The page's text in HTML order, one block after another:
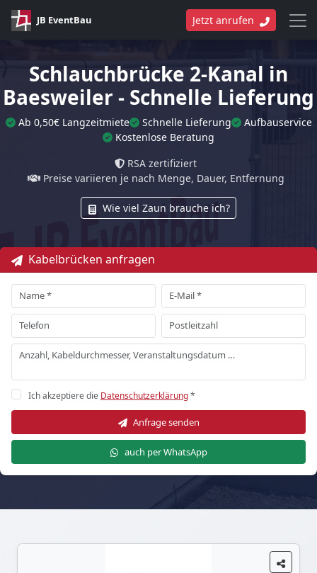
JB EventBau Jetzt anrufen
Schlauchbrücke 2-Kanal in
Baesweiler - Schnelle Lieferung
Ab 0,50€ Langzeitmiete Schnelle Lieferung
Aufbauservice
Kostenlose Beratung
RSA zertifiziert
Preise variieren je nach Menge, Dauer, Entfernung
Wie viel Zaun brauche ich?
Kabelbrücken anfragen
Ich akzeptiere die Datenschutzerklärung*
Anfrage senden
auch per WhatsApp